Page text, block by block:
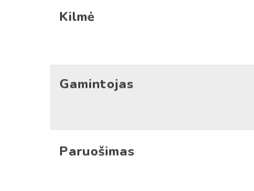
Kilmė
Gamintojas
Paruošimas